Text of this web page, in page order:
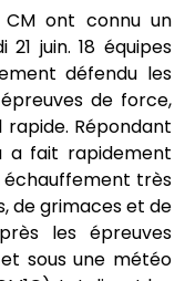
CM ont connu un
juin. 18 équipes
défendu les
de force,
rapide. Répondant
a fait rapidement
échauffement très
de grimaces et de
les épreuves
sous une météo